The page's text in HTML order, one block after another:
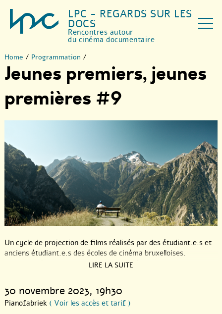
LPC - REGARDS SUR LES
DOCS
Rencontres autour
du cinéma documentaire
Home / Programmation /
Jeunes premiers, jeunes
premières #9
Un cycle de projection de films réalisés par des étudiant.e.s et
anciens étudiant.e.s des écoles de cinéma bruxelloises.
Programmé par Le p’tit ciné, et organisé en partenariat avec le
Deze sessie wordt gemodereerd door een tweetalig persoon
(NL-FR) en de films zijn ondertiteld.
LIRE LA SUITE
30 novembre 2023, 19h30
Pianofabriek ( Voir les accès et tarif )